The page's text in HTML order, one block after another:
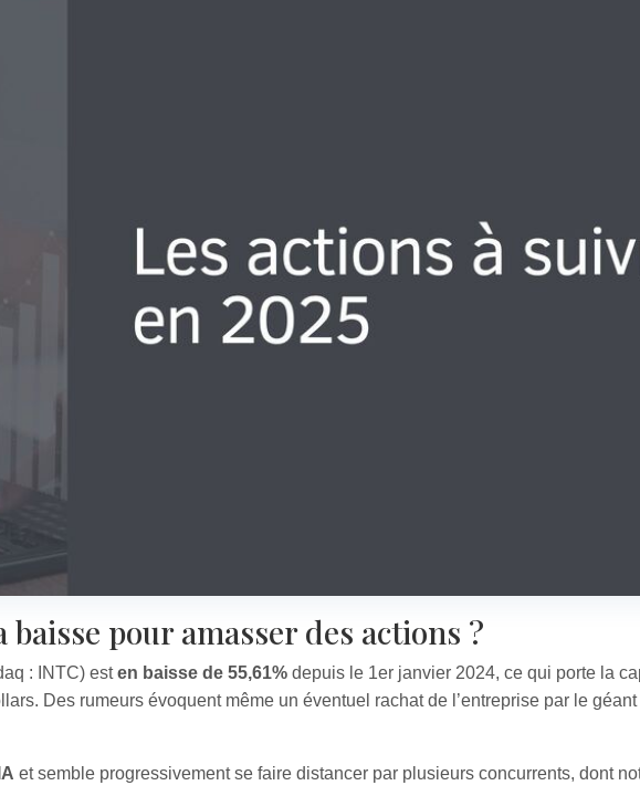
pour amasser des actions ?
: INTC) esten baisse de 55,61% depuis le 1er janvier 2024, ce qui porte la
Des rumeurs évoquent même un éventuel rachat de l’entreprise par le
et semble progressivement se faire distancer par plusieurs concurrents, dont